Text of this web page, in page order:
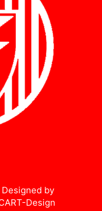
Designed by
Design